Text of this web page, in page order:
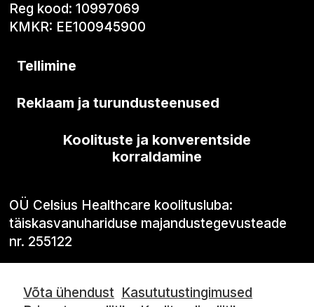
Reg kood: 10997069
KMKR: EE100945900
Tellimine
Reklaam ja turundusteenused
Koolituste ja konverentside
korraldamine
OÜ Celsius Healthcare koolitusluba:
täiskasvanuhariduse majandustegevusteade
nr. 255122
Võta ühendust Kasututustingimused